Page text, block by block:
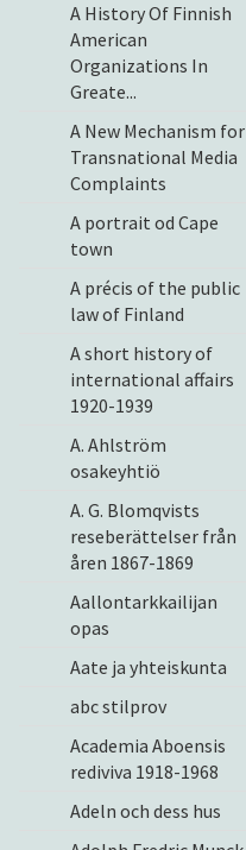
A History Of Finnish
American
Organizations In
Greate...
A New Mechanism for
Transnational Media
Complaints
A portrait od Cape
town
A précis of the public
law of Finland
A short history of
international affairs
1920-1939
A. Ahlström
osakeyhtiö
A. G. Blomqvists
reseberättelser från
åren 1867-1869
Aallontarkkailijan
opas
Aate ja yhteiskunta
abc stilprov
Academia Aboensis
rediviva 1918-1968
Adeln och dess hus